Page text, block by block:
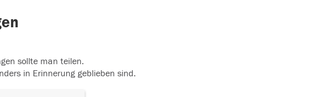
sollte man teilen.
in Erinnerung geblieben sind.